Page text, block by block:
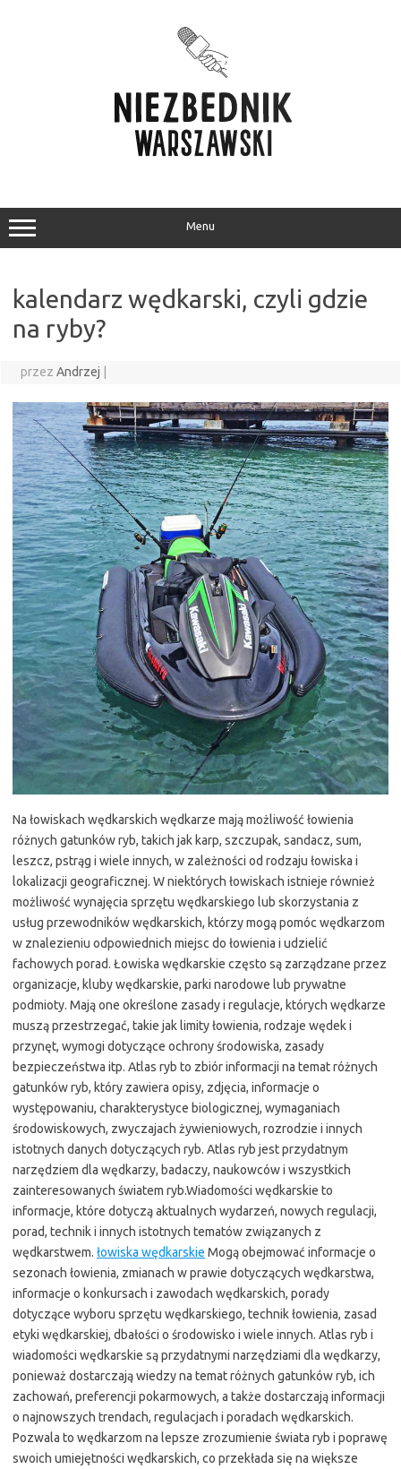
Menu
kalendarz wędkarski, czyli gdzie
na ryby?
przez Andrzej
Na łowiskach wędkarskich wędkarze mają możliwość łowienia
różnych gatunków ryb, takich jak karp, szczupak, sandacz, sum,
leszcz, pstrąg i wiele innych, w zależności od rodzaju łowiska i
lokalizacji geograficznej. W niektórych łowiskach istnieje również
możliwość wynajęcia sprzętu wędkarskiego lub skorzystania z
usług przewodników wędkarskich, którzy mogą pomóc wędkarzom
w znalezieniu odpowiednich miejsc do łowienia i udzielić
fachowych porad. Łowiska wędkarskie często są zarządzane przez
organizacje, kluby wędkarskie, parki narodowe lub prywatne
podmioty. Mają one określone zasady i regulacje, których wędkarze
muszą przestrzegać, takie jak limity łowienia, rodzaje wędek i
przynęt, wymogi dotyczące ochrony środowiska, zasady
bezpieczeństwa itp. Atlas ryb to zbiór informacji na temat różnych
gatunków ryb, który zawiera opisy, zdjęcia, informacje o
występowaniu, charakterystyce biologicznej, wymaganiach
środowiskowych, zwyczajach żywieniowych, rozrodzie i innych
istotnych danych dotyczących ryb. Atlas ryb jest przydatnym
narzędziem dla wędkarzy, badaczy, naukowców i wszystkich
zainteresowanych światem ryb.Wiadomości wędkarskie to
informacje, które dotyczą aktualnych wydarzeń, nowych regulacji,
porad, technik i innych istotnych tematów związanych z
wędkarstwem. łowiska wędkarskie Mogą obejmować informacje o
sezonach łowienia, zmianach w prawie dotyczących wędkarstwa,
informacje o konkursach i zawodach wędkarskich, porady
dotyczące wyboru sprzętu wędkarskiego, technik łowienia, zasad
etyki wędkarskiej, dbałości o środowisko i wiele innych. Atlas ryb i
wiadomości wędkarskie są przydatnymi narzędziami dla wędkarzy,
ponieważ dostarczają wiedzy na temat różnych gatunków ryb, ich
zachowań, preferencji pokarmowych, a także dostarczają informacji
o najnowszych trendach, regulacjach i poradach wędkarskich.
Pozwala to wędkarzom na lepsze zrozumienie świata ryb i poprawę
swoich umiejętności wędkarskich, co przekłada się na większe